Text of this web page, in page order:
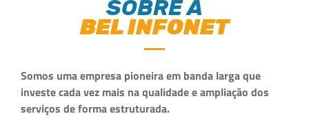
SOBRE A
BEL INFONET
Somos uma empresa pioneira em banda larga que
investe cada vez mais na qualidade e ampliação dos
serviços de forma estruturada.